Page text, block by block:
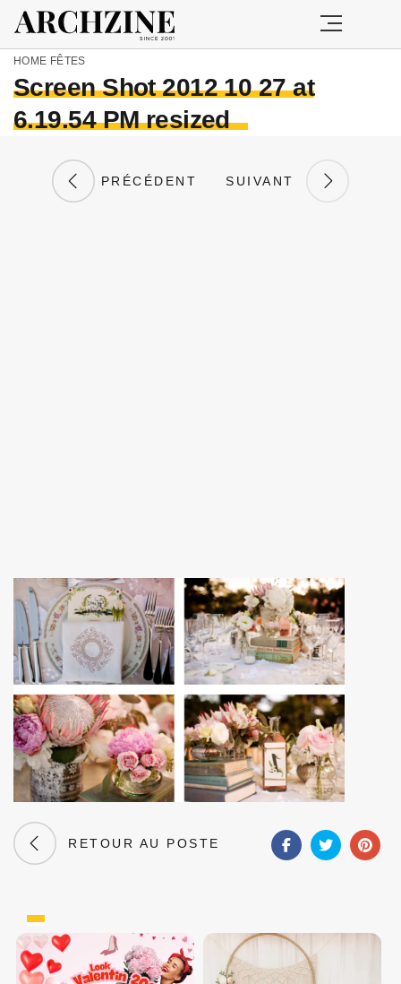
HOME FÊTES
Screen Shot 2012 10 27 at
6.19.54 PM resized
PRÉCÉDENT SUIVANT
RETOUR AU POSTE